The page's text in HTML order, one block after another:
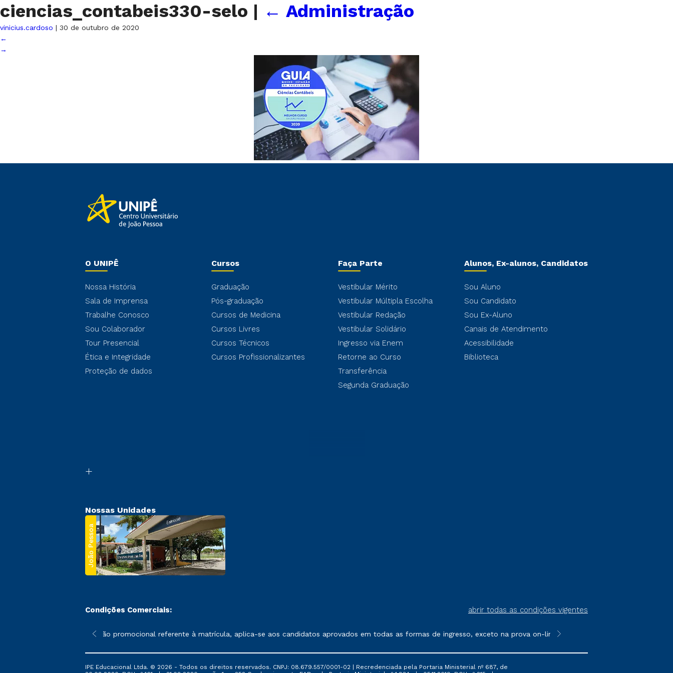
ciencias_contabeis330-selo | ← Administração
vinicius.cardoso | 30 de outubro de 2020
←
→
O UNIPÊ
Nossa História
Sala de Imprensa
Trabalhe Conosco
Sou Colaborador
Tour Presencial
Ética e Integridade
Proteção de dados
Cursos
Graduação
Pós-graduação
Cursos de Medicina
Cursos Livres
Cursos Técnicos
Cursos Profissionalizantes
Faça Parte
Vestibular Mérito
Vestibular Múltipla Escolha
Vestibular Redação
Vestibular Solidário
Ingresso via Enem
Retorne ao Curso
Transferência
Segunda Graduação
Alunos, Ex-alunos, Candidatos
Sou Aluno
Sou Candidato
Sou Ex-Aluno
Canais de Atendimento
Acessibilidade
Biblioteca
Nossas Unidades
João Pessoa
Condições Comerciais: abrir todas as condições vigentes
sofrer alterações nos períodos de rematrícula conforme exposto no contrato de prestação de serviços.
*A condição promocional referente à matrícula, aplica-se aos candidatos aprovados em todas as formas de ingresso, exceto na prova on-line ou agendada, que ofertam
**Semipresencial é um formato do
IPE Educacional Ltda. © 2026 - Todos os direitos reservados. CNPJ: 08.679.557/0001-02 | Recredenciada pela Portaria Ministerial nº 687, de